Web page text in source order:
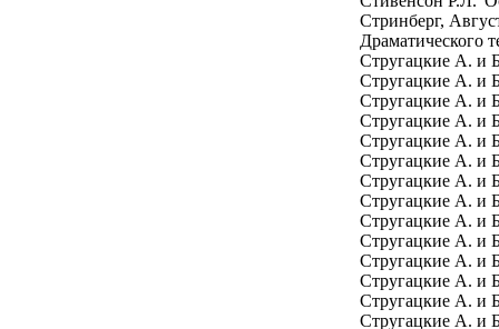
Стринберг,
Драматического
Стругацкие А. и
Стругацкие А. и
Стругацкие А. и
Стругацкие А. и
Стругацкие А. и
Стругацкие А. и
Стругацкие А. и
Стругацкие А. и
Стругацкие А. и
Стругацкие А. и
Стругацкие А. и
Стругацкие А. и
Стругацкие А. и
Стругацкие А. и